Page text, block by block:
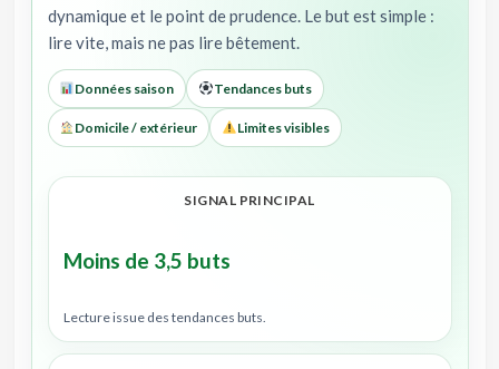
dynamique et le point de prudence. Le but est simple :
lire vite, mais ne pas lire bêtement.
Données saison Tendances buts
Domicile / extérieur Limites visibles
SIGNAL PRINCIPAL
Moins de 3,5 buts
Lecture issue des tendances buts.